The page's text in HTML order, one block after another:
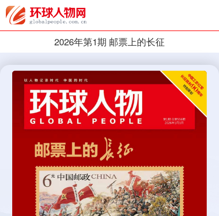
2026年第1期 邮票上的长征